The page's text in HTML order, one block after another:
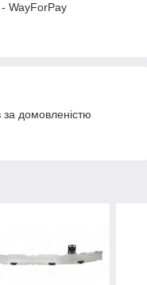
WayForPay
домовленістю